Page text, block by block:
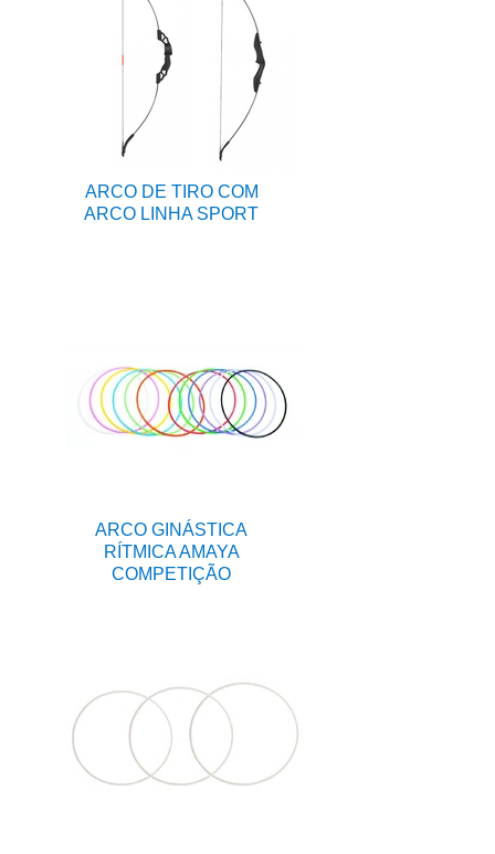
ARCO DE TIRO COM
ARCO LINHA SPORT
ARCO GINÁSTICA
RÍTMICA AMAYA
COMPETIÇÃO